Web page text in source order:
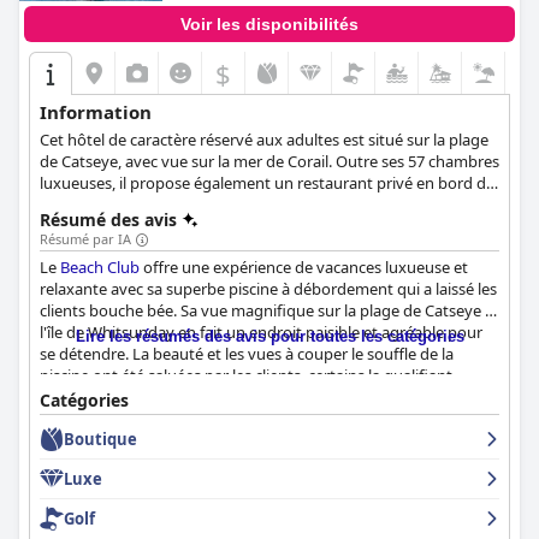
dans un emplacement idéal, avec un personnel professionnel et
un excellent service.
Voir les disponibilités
$
Information
Cet hôtel de caractère réservé aux adultes est situé sur la plage
de Catseye, avec vue sur la mer de Corail. Outre ses 57 chambres
luxueuses, il propose également un restaurant privé en bord de
sport, un spa et des sports nautiques non motorisés.
Résumé des avis
Résumé par IA
Le Beach Cluboffre une expérience de vacances luxueuse et
relaxante avec sa superbe piscine à débordement qui a laissé les
clients bouche bée. Sa vue magnifique sur la plage de Catseye et
l'île de Whitsunday en fait un endroit paisible et agréable pour
se détendre. La beauté et les vues à couper le souffle de la
piscine ont été saluées par les clients, certains la qualifiant
d'incroyable et de magnifique. Qu'il s'agisse de siroter un verre
en regardant le coucher de soleil ou de prendre un petit
déjeuner avec vue, la piscine à débordement offre une toile de
l'ensemble, la piscine à débordement du
endroit à ne pas manquer pour ceux qui souhaitent passer des
vacances inoubliables et à couper le souffle.
Lire les résumés des avis pour toutes les catégories
Catégories
Boutique
Luxe
Golf